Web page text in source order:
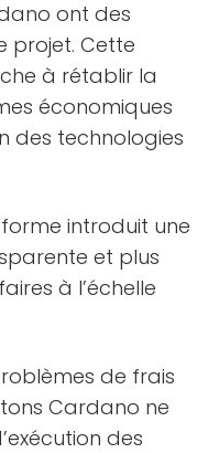
ont des
projet. Cette
à rétablir la
économiques
des technologies
introduit une
et plus
à l’échelle
de frais
Cardano ne
des